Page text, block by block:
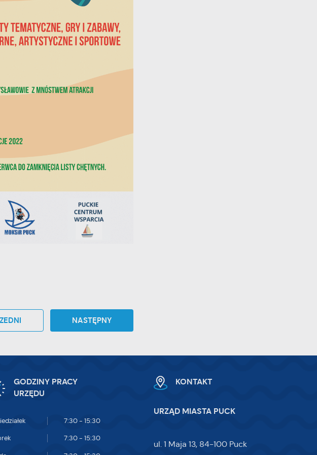
NASTĘPNY
GODZINY PRACY
URZĘDU
7:30 - 15:30
7:30 - 15:30
KONTAKT
URZĄD MIASTA PUCK
ul. 1 Maja 13, 84-100 Puck